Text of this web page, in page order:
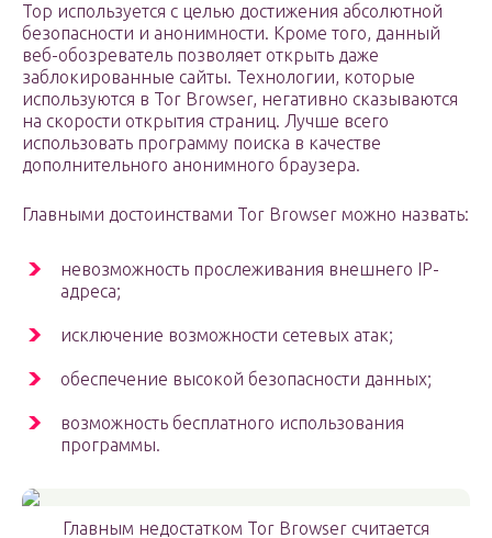
Тор используется с целью достижения абсолютной
безопасности и анонимности. Кроме того, данный
веб-обозреватель позволяет открыть даже
заблокированные сайты. Технологии, которые
используются в Tor Browser, негативно сказываются
на скорости открытия страниц. Лучше всего
использовать программу поиска в качестве
дополнительного анонимного браузера.
Главными достоинствами Tor Browser можно назвать:
невозможность прослеживания внешнего IP-
адреса;
исключение возможности сетевых атак;
обеспечение высокой безопасности данных;
возможность бесплатного использования
программы.
Главным недостатком Tor Browser считается